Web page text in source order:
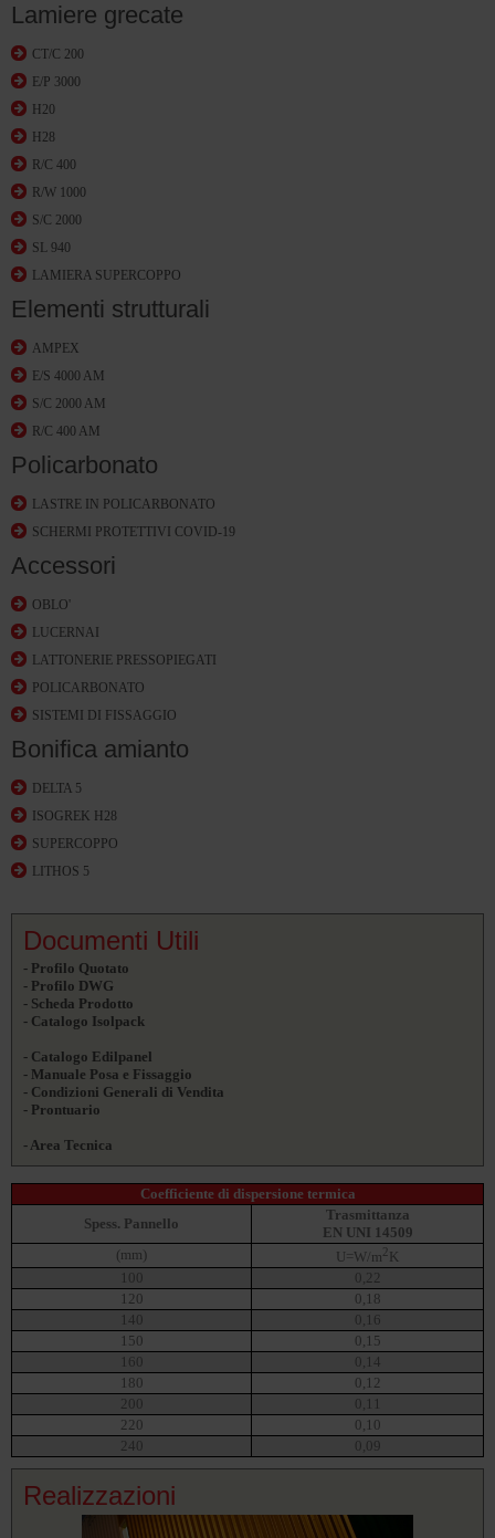
Lamiere grecate
CT/C 200
E/P 3000
H20
H28
R/C 400
R/W 1000
S/C 2000
SL 940
LAMIERA SUPERCOPPO
Elementi strutturali
AMPEX
E/S 4000 AM
S/C 2000 AM
R/C 400 AM
Policarbonato
LASTRE IN POLICARBONATO
SCHERMI PROTETTIVI COVID-19
Accessori
OBLO'
LUCERNAI
LATTONERIE PRESSOPIEGATI
POLICARBONATO
SISTEMI DI FISSAGGIO
Bonifica amianto
DELTA 5
ISOGREK H28
SUPERCOPPO
LITHOS 5
Documenti Utili
- Profilo Quotato
- Profilo DWG
- Scheda Prodotto
- Catalogo Isolpack
- Catalogo Edilpanel
- Manuale Posa e Fissaggio
- Condizioni Generali di Vendita
- Prontuario
- Area Tecnica
Coefficiente di dispersione termica
Spess. Pannello
Trasmittanza
EN UNI 14509
(mm)
U=W/m2 K
100
0,22
120
0,18
140
0,16
150
0,15
160
0,14
180
0,12
200
0,11
220
0,10
240
0,09
Realizzazioni